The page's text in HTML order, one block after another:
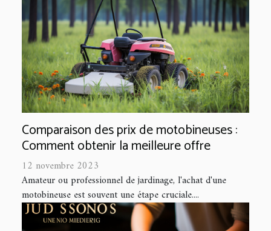
Comparaison des prix de motobineuses :
Comment obtenir la meilleure offre
12 novembre 2023
Amateur ou professionnel de jardinage, l'achat d'une
motobineuse est souvent une étape cruciale....